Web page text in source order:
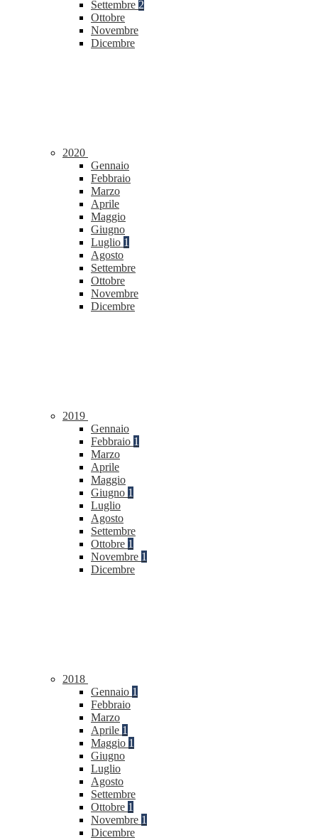
Settembre 2
Ottobre
Novembre
Dicembre
2020
Gennaio
Febbraio
Marzo
Aprile
Maggio
Giugno
Luglio 1
Agosto
Settembre
Ottobre
Novembre
Dicembre
2019
Gennaio
Febbraio 1
Marzo
Aprile
Maggio
Giugno 1
Luglio
Agosto
Settembre
Ottobre 1
Novembre 1
Dicembre
2018
Gennaio 1
Febbraio
Marzo
Aprile 1
Maggio 1
Giugno
Luglio
Agosto
Settembre
Ottobre 1
Novembre 1
Dicembre